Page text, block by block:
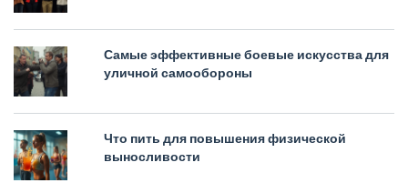
Самые эффективные боевые искусства для
уличной самообороны
Что пить для повышения физической
выносливости